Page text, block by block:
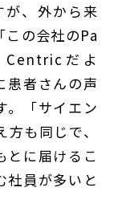
、外から来
の会社のPa
だよ
患者さんの声
。「サイエン
も同じで、
とに届けるこ
社員が多いと